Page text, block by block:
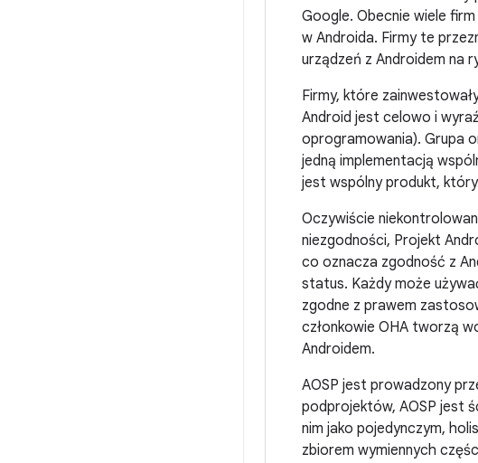
Google. Obecnie wiele
w Androida. Firmy te
urządzeń z Androidem na
Firmy, które
Android jest celowo i
oprogramowania). Grupa
jedną implementacją
jest wspólny produkt,
Oczywiście
niezgodności, Projekt
co oznacza zgodność z
status. Każdy może
zgodne z prawem
członkowie OHA tworzą
Androidem.
AOSP jest prowadzony
podprojektów, AOSP jest
nim jako pojedynczym,
zbiorem wymiennych